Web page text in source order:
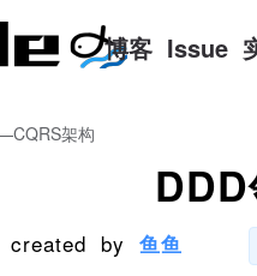
博客 Issue
架构
created by 鱼鱼